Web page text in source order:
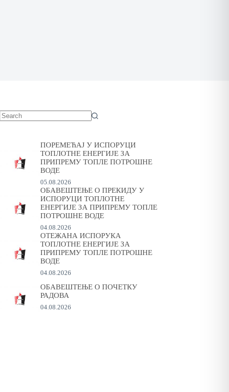
ПОРЕМЕЋАЈ У ИСПОРУЦИ
ТОПЛОТНЕ ЕНЕРГИЈЕ ЗА
ПРИПРЕМУ ТОПЛЕ ПОТРОШНЕ
ВОДЕ
05.08.2026
ОБАВЕШТЕЊЕ О ПРЕКИДУ У
ИСПОРУЦИ ТОПЛОТНЕ
ЕНЕРГИЈЕ ЗА ПРИПРЕМУ ТОПЛЕ
ПОТРОШНЕ ВОДЕ
04.08.2026
ОТЕЖАНА ИСПОРУКА
ТОПЛОТНЕ ЕНЕРГИЈЕ ЗА
ПРИПРЕМУ ТОПЛЕ ПОТРОШНЕ
ВОДЕ
04.08.2026
ОБАВЕШТЕЊЕ О ПОЧЕТКУ
РАДОВА
04.08.2026